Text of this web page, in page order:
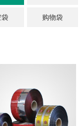
袋 购物袋